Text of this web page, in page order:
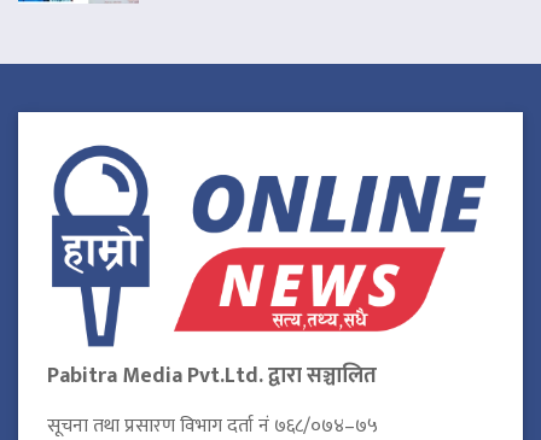
Pabitra Media Pvt.Ltd. द्वारा सञ्चालित
सूचना तथा प्रसारण विभाग दर्ता नं ७६८/०७४–७५